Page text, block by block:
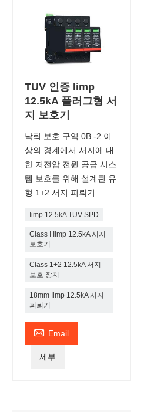
TUV 인증 Iimp
12.5kA 플러그형 서
지 보호기
낙뢰 보호 구역 0B -2 이
상의 경계에서 서지에 대
한 저전압 전원 공급 시스
템 보호를 위해 설계된 유
형 1+2 서지 피뢰기.
Iimp 12.5kA TUV SPD
Class I Iimp 12.5kA 서지
보호기
Class 1+2 12.5kA 서지
보호 장치
18mm Iimp 12.5kA 서지
피뢰기
 Email
세부